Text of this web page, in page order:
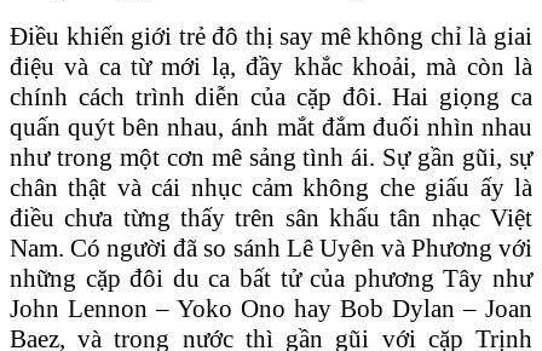
Điều khiến giới trẻ đô thị say mê không chỉ là giai
điệu và ca từ mới lạ, đầy khắc khoải, mà còn là
chính cách trình diễn của cặp đôi. Hai giọng ca
quấn quýt bên nhau, ánh mắt đắm đuối nhìn nhau
như trong một cơn mê sảng tình ái. Sự gần gũi, sự
chân thật và cái nhục cảm không che giấu ấy là
điều chưa từng thấy trên sân khấu tân nhạc Việt
Nam. Có người đã so sánh Lê Uyên và Phương với
những cặp đôi du ca bất tử của phương Tây như
John Lennon – Yoko Ono hay Bob Dylan – Joan
Baez, và trong nước thì gần gũi với cặp Trịnh